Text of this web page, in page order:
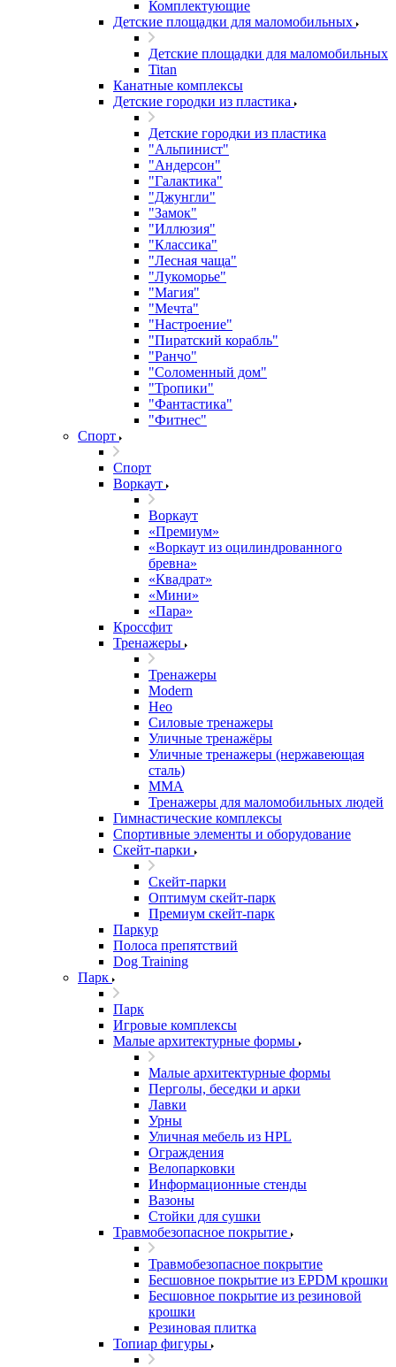
Комплектующие
Детские площадки для маломобильных
Детские площадки для маломобильных
Titan
Канатные комплексы
Детские городки из пластика
Детские городки из пластика
"Альпинист"
"Андерсон"
"Галактика"
"Джунгли"
"Замок"
"Иллюзия"
"Классика"
"Лесная чаща"
"Лукоморье"
"Магия"
"Мечта"
"Настроение"
"Пиратский корабль"
"Ранчо"
"Соломенный дом"
"Тропики"
"Фантастика"
"Фитнес"
Спорт
Спорт
Воркаут
Воркаут
«Премиум»
«Воркаут из оцилиндрованного
бревна»
«Квадрат»
«Мини»
«Пара»
Кроссфит
Тренажеры
Тренажеры
Modern
Нео
Силовые тренажеры
Уличные тренажёры
Уличные тренажеры (нержавеющая
сталь)
ММА
Тренажеры для маломобильных людей
Гимнастические комплексы
Спортивные элементы и оборудование
Скейт-парки
Скейт-парки
Оптимум скейт-парк
Премиум скейт-парк
Паркур
Полоса препятствий
Dog Training
Парк
Парк
Игровые комплексы
Малые архитектурные формы
Малые архитектурные формы
Перголы, беседки и арки
Лавки
Урны
Уличная мебель из HPL
Ограждения
Велопарковки
Информационные стенды
Вазоны
Стойки для сушки
Травмобезопасное покрытие
Травмобезопасное покрытие
Бесшовное покрытие из EPDM крошки
Бесшовное покрытие из резиновой
крошки
Резиновая плитка
Топиар фигуры